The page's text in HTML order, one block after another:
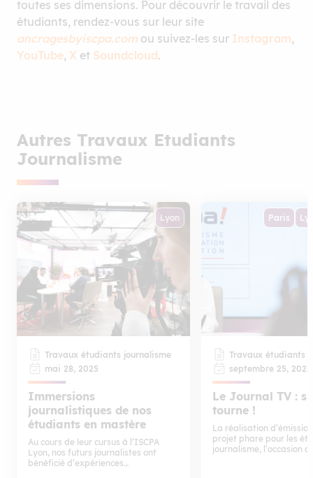
toutes ses dimensions. Pour découvrir le travail des
étudiants, rendez-vous sur leur site
ancragesbyiscpa.com ou suivez-les sur Instagram,
YouTube, X et Soundcloud.
Autres Travaux Etudiants
Journalisme
Lyon
Travaux étudiants journalisme
mai 28, 2025
Immersions
journalistiques de nos
étudiants en mastère
Au cours de leur cursus à l’ISCPA
Lyon, nos futurs journalistes ont
bénéficié d’expériences
Paris
Travaux étudiants
septembre 25, 2023
Le Journal TV :
tourne !
La réalisation
projet phare pour les
journalisme, l’occasion